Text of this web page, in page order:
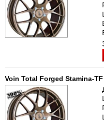
Voin Total Forged Stamina-